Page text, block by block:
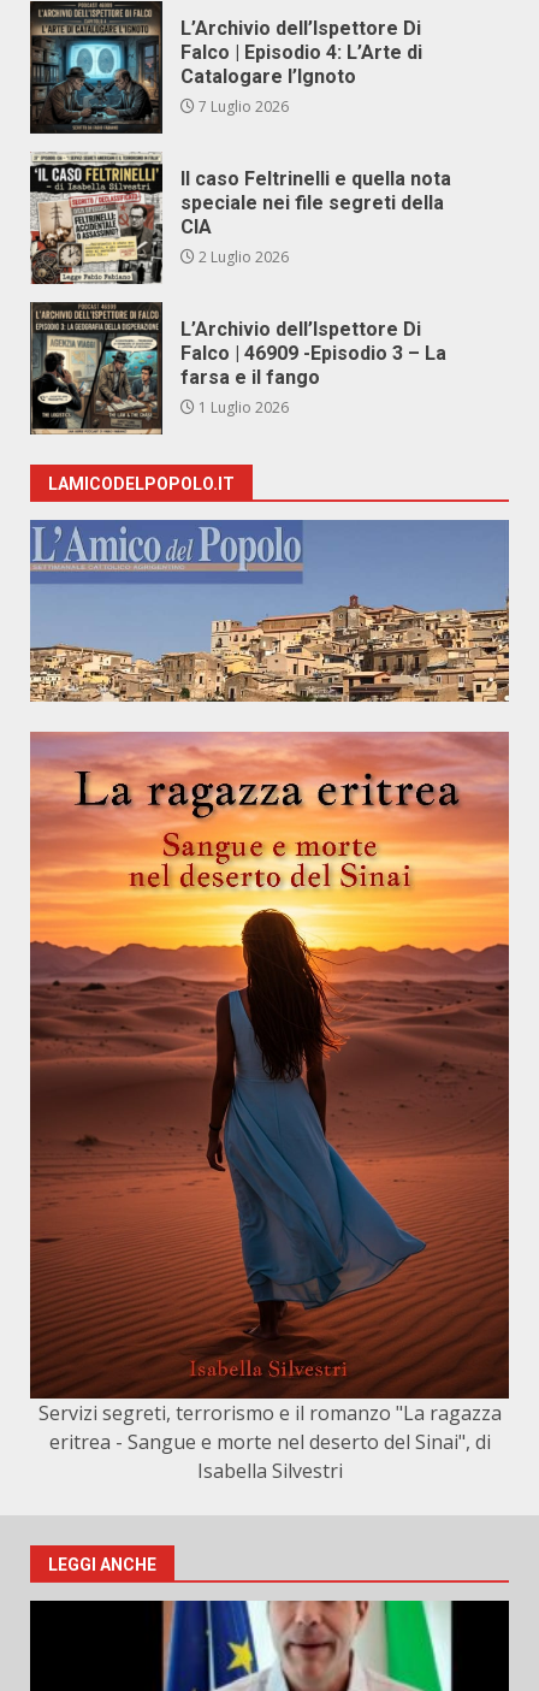
L’Archivio dell’Ispettore Di
Falco | Episodio 4: L’Arte di
Catalogare l’Ignoto
7 Luglio 2026
Il caso Feltrinelli e quella nota
speciale nei file segreti della
CIA
2 Luglio 2026
L’Archivio dell’Ispettore Di
Falco | 46909 -Episodio 3 – La
farsa e il fango
1 Luglio 2026
LAMICODELPOPOLO.IT
Servizi segreti, terrorismo e il romanzo "La ragazza
eritrea - Sangue e morte nel deserto del Sinai", di
Isabella Silvestri
LEGGI ANCHE